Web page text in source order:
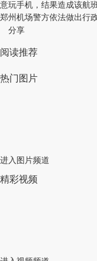
意玩手机，结果造成该航
郑州机场警方依法做出行
分享
阅读推荐
热门图片
进入图片频道
精彩视频